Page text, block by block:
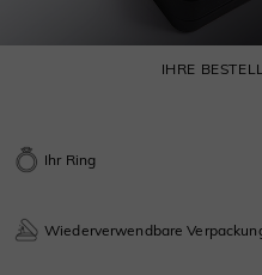
IHRE
Ihr Ring
Wiederverwendbare